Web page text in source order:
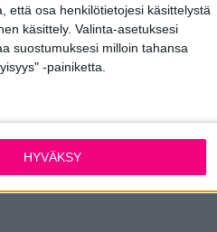
että osa henkilötietojesi käsittelystä
käsittely. Valinta-asetuksesi
suostumuksesi milloin tahansa
-painiketta.
HYVÄKSY